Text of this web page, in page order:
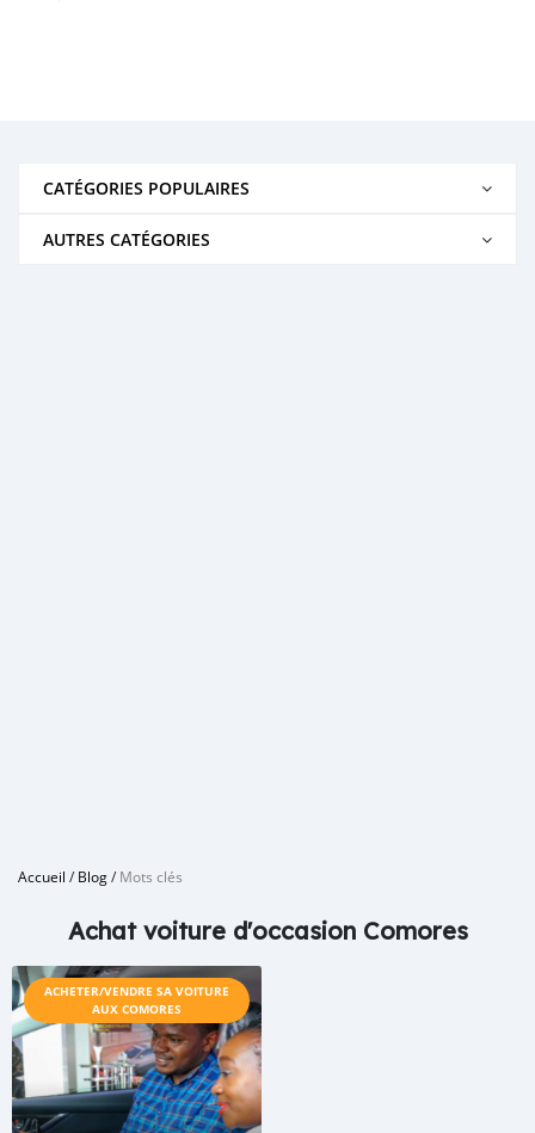
CATÉGORIES POPULAIRES
AUTRES CATÉGORIES
Accueil /Blog/Mots clés
Achat voiture d'occasion Comores
ACHETER/VENDRE SA VOITURE
AUX COMORES